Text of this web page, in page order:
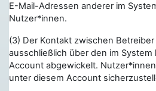
E-Mail-Adressen anderer im
Nutzer*innen.
(3) Der Kontakt zwischen
ausschließlich über den im
Account abgewickelt.
unter diesem Account